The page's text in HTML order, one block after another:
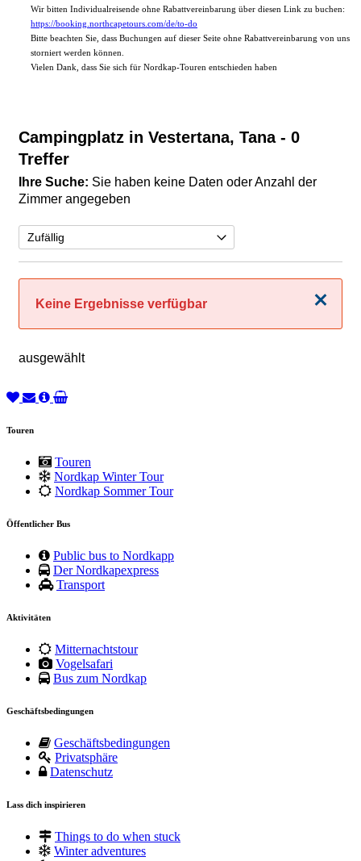
Wir bitten Individualreisende ohne Rabattvereinbarung über diesen Link zu buchen:
https://booking.northcapetours.com/de/to-do
Bitte beachten Sie, dass Buchungen auf dieser Seite ohne Rabattvereinbarung von uns
storniert werden können.
Vielen Dank, dass Sie sich für Nordkap-Touren entschieden haben
Campingplatz in Vestertana, Tana - 0
Treffer
Ihre Suche: Sie haben keine Daten oder Anzahl der
Zimmer angegeben
Schließen
Keine Ergebnisse verfügbar
ausgewählt
Touren
Touren
Nordkap Winter Tour
Nordkap Sommer Tour
Öffentlicher Bus
Public bus to Nordkapp
Der Nordkapexpress
Transport
Aktivitäten
Mitternachtstour
Vogelsafari
Bus zum Nordkap
Geschäftsbedingungen
Geschäftsbedingungen
Privatsphäre
Datenschutz
Lass dich inspirieren
Things to do when stuck
Winter adventures